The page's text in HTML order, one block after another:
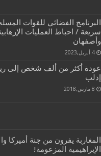
البرنامج الفضائي للقوات
سريعة / احباط العمليات
وأصفهان
4 أبريل,2023
عودة أكثر من ألف شخص إلى
إدلب
8 مارس,2018
المغاربة يفرون من جنة أميركا
الإبراهيمية المزعومة!